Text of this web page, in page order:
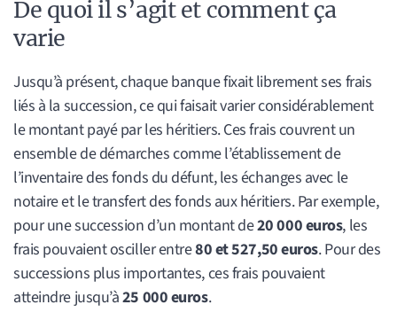
De quoi il s’agit et comment ça
varie
Jusqu’à présent, chaque banque fixait librement ses frais
liés à la succession, ce qui faisait varier considérablement
le montant payé par les héritiers. Ces frais couvrent un
ensemble de démarches comme l’établissement de
l’inventaire des fonds du défunt, les échanges avec le
notaire et le transfert des fonds aux héritiers. Par exemple,
pour une succession d’un montant de20 000 euros, les
frais pouvaient osciller entre80 et 527,50 euros. Pour des
successions plus importantes, ces frais pouvaient
atteindre jusqu’à25 000 euros.